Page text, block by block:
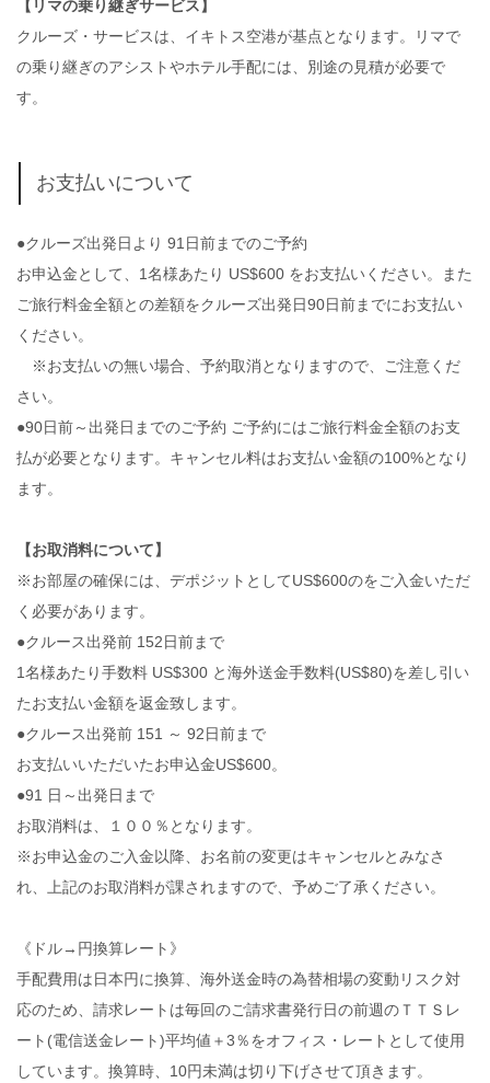
【リマの乗り継ぎサービス】
クルーズ・サービスは、イキトス空港が基点となります。リマで
の乗り継ぎのアシストやホテル手配には、別途の見積が必要で
す。
お支払いについて
●クルーズ出発日より 91日前までのご予約
お申込金として、1名様あたり US$600 をお支払いください。また
ご旅行料金全額との差額をクルーズ出発日90日前までにお支払い
ください。
※お支払いの無い場合、予約取消となりますので、ご注意くだ
さい。
●90日前～出発日までのご予約 ご予約にはご旅行料金全額のお支
払が必要となります。キャンセル料はお支払い金額の100%となり
ます。
【お取消料について】
※お部屋の確保には、デポジットとしてUS$600のをご入金いただ
く必要があります。
●クルース出発前 152日前まで
1名様あたり手数料 US$300 と海外送金手数料(US$80)を差し引い
たお支払い金額を返金致します。
●クルース出発前 151 ～ 92日前まで
お支払いいただいたお申込金US$600。
●91 日～出発日まで
お取消料は、１００％となります。
※お申込金のご入金以降、お名前の変更はキャンセルとみなさ
れ、上記のお取消料が課されますので、予めご了承ください。
《ドル→円換算レート》
手配費用は日本円に換算、海外送金時の為替相場の変動リスク対
応のため、請求レートは毎回のご請求書発行日の前週のＴＴＳレ
ート(電信送金レート)平均値＋3％をオフィス・レートとして使用
しています。換算時、10円未満は切り下げさせて頂きます。